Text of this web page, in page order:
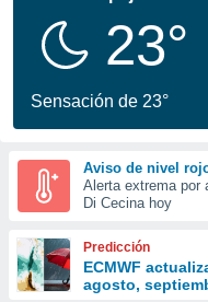
se
calidad.
a este
las
y
forma
digital
basada
23°
Sensación de 23°
Aviso de nivel
Alerta extrema por
Di Cecina hoy
Predicción
ECMWF
agosto,